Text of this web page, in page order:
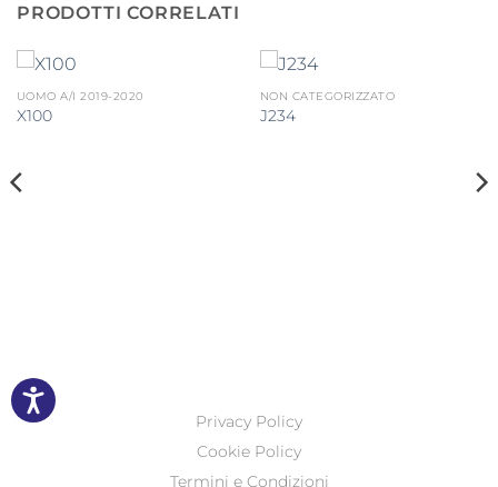
PRODOTTI CORRELATI
UOMO A/I 2019-2020
X100
NON CATEGORIZZATO
J234
Privacy Policy
Cookie Policy
Termini e Condizioni